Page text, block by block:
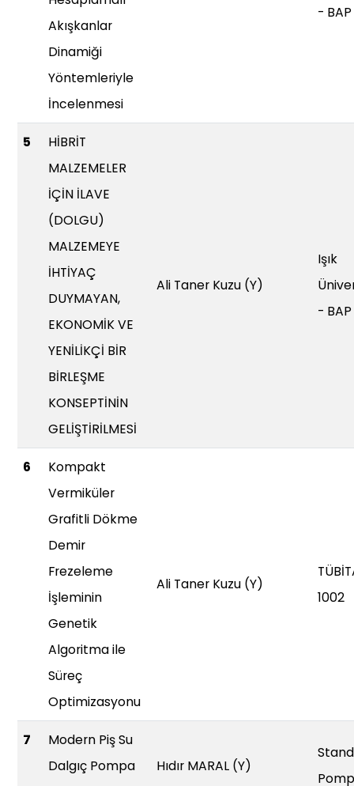
Akışkanlar
Dinamiği
Yöntemleriyle
İncelenmesi
- BAP
5
HİBRİT
MALZEMELER
İÇİN İLAVE
(DOLGU)
MALZEMEYE
İHTİYAÇ
DUYMAYAN,
EKONOMİK VE
YENİLİKÇİ BİR
BİRLEŞME
KONSEPTİNİN
GELİŞTİRİLMESİ
Ali Taner Kuzu (Y)
Işık
- BAP
6
Kompakt
Vermiküler
Grafitli Dökme
Demir
Frezeleme
İşleminin
Genetik
Algoritma ile
Süreç
Optimizasyonu
Ali Taner Kuzu (Y)
1002
7
Modern Piş Su
Dalgıç Pompa
Hıdır MARAL (Y)